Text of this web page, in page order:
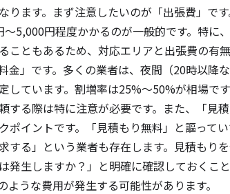
ります。まず注意したいのが「出張費」で
5,000円程度かかるのが一般的です。特に
こともあるため、対応エリアと出張費の有
金」です。多くの業者は、夜間（20時以降
しています。割増率は25%〜50%が相場で
する際は特に注意が必要です。また、「見
ポイントです。「見積もり無料」と謳って
する」という業者も存在します。見積もり
発生しますか？」と明確に確認しておくこ
ような費用が発生する可能性があります。